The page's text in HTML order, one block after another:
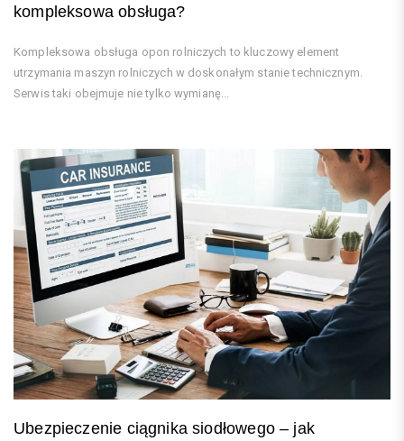
kompleksowa obsługa?
Kompleksowa obsługa opon rolniczych to kluczowy element
utrzymania maszyn rolniczych w doskonałym stanie technicznym.
Serwis taki obejmuje nie tylko wymianę...
Ubezpieczenie ciągnika siodłowego – jak